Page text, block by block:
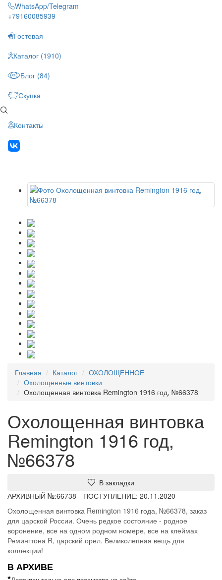
WhatsApp/Telegram
+79160085939
Гостевая
Каталог (1910)
Блог (84)
Скупка
Контакты
Главная Каталог
ОХОЛОЩЕННОЕ
Охолощенные винтовки
Охолощенная винтовка Remington 1916 год, №66378
Охолощенная винтовка
Remington 1916 год,
№66378
В закладки
АРХИВНЫЙ №:66738
ПОСТУПЛЕНИЕ: 20.11.2020
Охолощенная винтовка Remington 1916 года, №66378, заказ
для царской России. Очень редкое состояние - родное
воронение, все на одном родном номере, все на клеймах
Ремингтона R, царский орел. Великолепная вещь для
коллекции!
В АРХИВЕ